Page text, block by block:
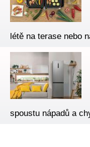
létě na terase nebo
spoustu nápadů a